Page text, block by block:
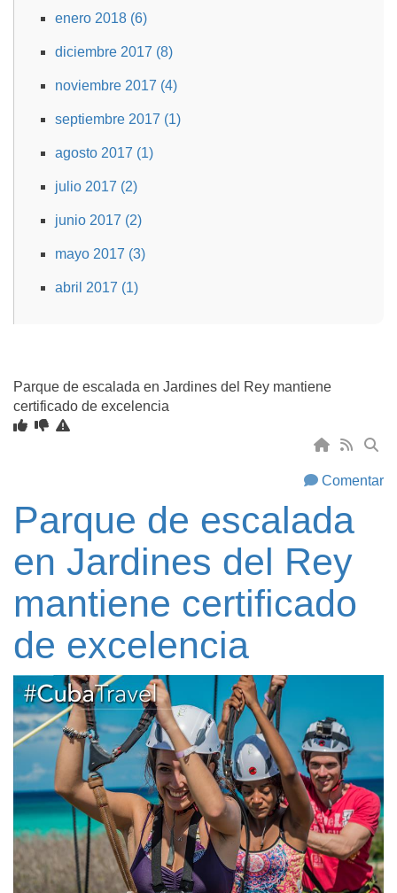
enero 2018 (6)
diciembre 2017 (8)
noviembre 2017 (4)
septiembre 2017 (1)
agosto 2017 (1)
julio 2017 (2)
junio 2017 (2)
mayo 2017 (3)
abril 2017 (1)
Parque de escalada en Jardines del Rey mantiene
certificado de excelencia
Comentar
Parque de escalada
en Jardines del Rey
mantiene certificado
de excelencia